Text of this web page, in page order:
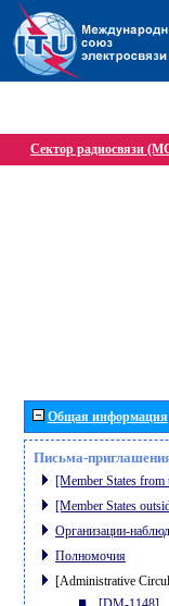
Сектор радиосвязи
Общая информация
Письма-
[Member States from
[Member States
Организации-
Полномочия
[Administrative